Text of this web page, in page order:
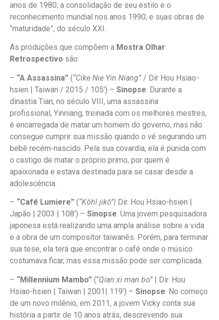
anos de 1980; a consolidação de seu estilo e o
reconhecimento mundial nos anos 1990; e suas obras de
“maturidade”, do século XXI.
As produções que compõem a Mostra Olhar
Retrospectivo são:
– “A Assassina” (“Cike Nie Yin Niang” / Dir Hou Hsiao-
hsien | Taiwan / 2015 / 105’) – Sinopse: Durante a
dinastia Tian, no século VIII, uma assassina
profissional, Yinniang, treinada com os melhores mestres,
é encarregada de matar um homem do governo, mas não
consegue cumprir sua missão quando o vê segurando um
bebê recém-nascido. Pela sua covardia, ela é punida com
o castigo de matar o próprio primo, por quem é
apaixonada e estava destinada para se casar desde a
adolescência.
– “Café Lumiere” (“Kôhî jikô”| Dir. Hou Hsiao-hsien |
Japão | 2003 | 108’) – Sinopse: Uma jovem pesquisadora
japonesa está realizando uma ampla análise sobre a vida
e a obra de um compositor taiwanês. Porém, para terminar
sua tese, ela terá que encontrar o café onde o músico
costumava ficar, mas essa missão pode ser complicada.
– “Millennium Mambo” (“Qian xi man bo” | Dir. Hou
Hsiao-hsien | Taiwan | 2001| 119’) – Sinopse: No começo
de um novo milênio, em 2011, a jovem Vicky conta sua
história a partir de 10 anos atrás, descrevendo sua